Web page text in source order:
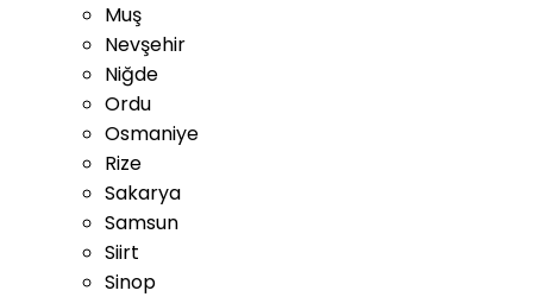
Muş
Nevşehir
Niğde
Ordu
Osmaniye
Rize
Sakarya
Samsun
Siirt
Sinop